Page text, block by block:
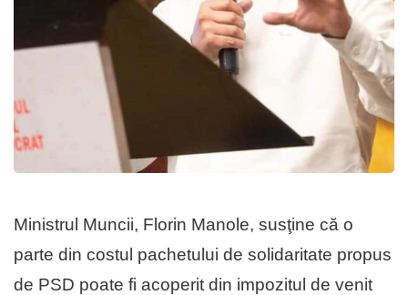
Ministrul Muncii, Florin Manole, susţine că o
parte din costul pachetului de solidaritate propus
de PSD poate fi acoperit din impozitul de venit